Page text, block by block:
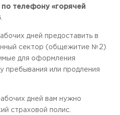
по телефону «горячей
дней предоставить в
сектор (общежитие №2)
для оформления
пребывания или продления
дней вам нужно
страховой полис.